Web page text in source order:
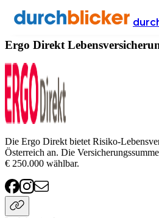
Anbieter Versicherung
Ergo Direkt
Die Ergo Direkt bietet Risiko-
Österreich an. Die
€ 250.000 wählbar.